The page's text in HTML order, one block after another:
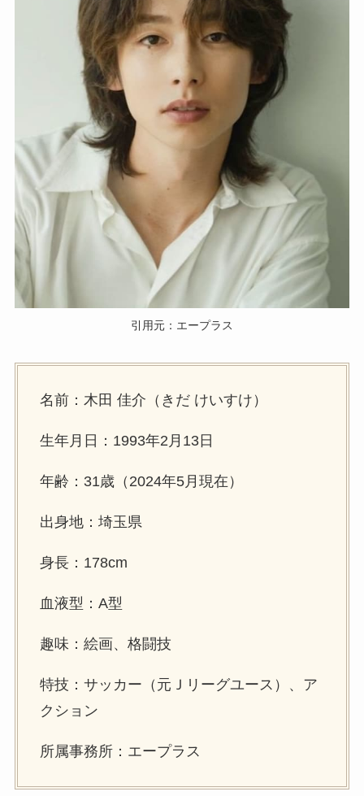
引用元：エープラス
名前：木田 佳介（きだ けいすけ）
生年月日：1993年2月13日
年齢：31歳（2024年5月現在）
出身地：埼玉県
身長：178cm
血液型：A型
趣味：絵画、格闘技
特技：サッカー（元Ｊリーグユース）、ア
クション
所属事務所：エープラス